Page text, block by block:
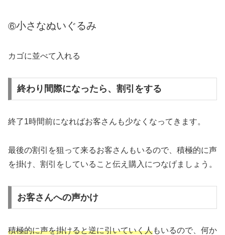
⑥小さなぬいぐるみ
カゴに並べて入れる
終わり間際になったら、割引をする
終了1時間前になればお客さんも少なくなってきます。
最後の割引を狙って来るお客さんもいるので、積極的に声
を掛け、割引をしていること伝え購入につなげましょう。
お客さんへの声かけ
積極的に声を掛けると逆に引いていく人もいるので、何か